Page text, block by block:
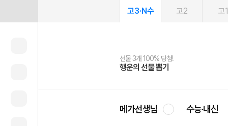
고3·N수 고2 고1
선물 3개 100% 당첨!
행운의 선물 뽑기
선물 100% 증정!
메가스터디 X 올리브
2027 러셀 단과
강사 공개선발
스마트러닝앱
설문 EVENT
메가패스
3일 무료 체험권
메가패스 수강생 무료혜택!
메가클럽 멤버십
사회공헌 캠페인
희망이룸 메가나눔
메가선생님 수능·내신